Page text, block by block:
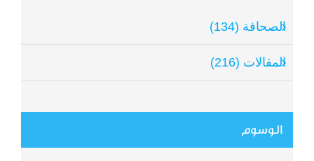
الصحافة (134)
المقالات (216)
الوسوم